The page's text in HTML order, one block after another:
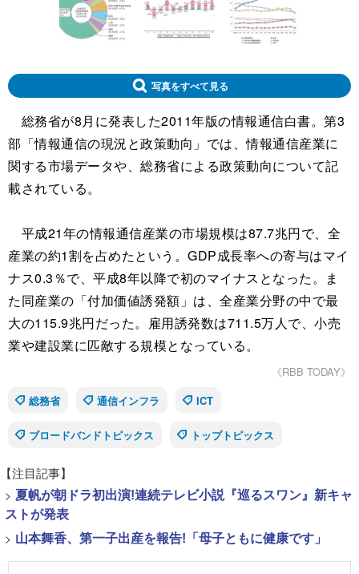
写真をすべて見る
総務省が8月に発表した2011年版の情報通信白書。第3
部「情報通信の現況と政策動向」では、情報通信産業に
関する市場データや、総務省による政策動向について記
載されている。
平成21年の情報通信産業の市場規模は87.7兆円で、全
産業の約1割を占めたという。GDP成長率への寄与はマイ
ナス0.3％で、平成8年以降で初のマイナスとなった。ま
た同産業の「付加価値誘発額」は、全産業分野の中で最
大の115.9兆円だった。雇用誘発数は711.5万人で、小売
業や建設業に匹敵する規模となっている。
《RBB TODAY》
総務省
通信インフラ ICT
ブロードバンドトピックス トップトピックス
【注目記事】
> 夏帆が朝ドラ初出演!連続テレビ小説『巡るスワン』新キャ
ストが発表
> 山本舞香、第一子出産を報告!「母子ともに健康です」